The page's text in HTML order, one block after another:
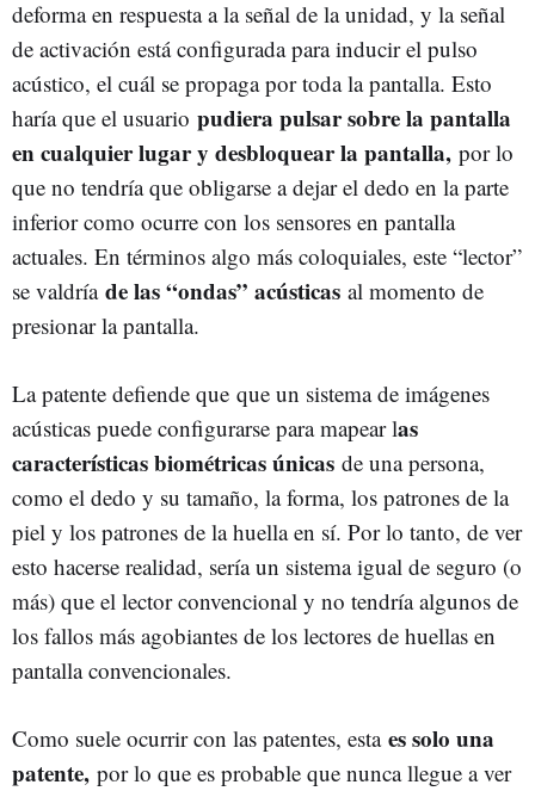
deforma en respuesta a la señal de la unidad, y la señal
de activación está configurada para inducir el pulso
acústico, el cuál se propaga por toda la pantalla. Esto
haría que el usuario pudiera pulsar sobre la pantalla
en cualquier lugar y desbloquear la pantalla, por lo
que no tendría que obligarse a dejar el dedo en la parte
inferior como ocurre con los sensores en pantalla
actuales. En términos algo más coloquiales, este “lector”
se valdría de las “ondas” acústicas al momento de
presionar la pantalla.
La patente defiende que que un sistema de imágenes
acústicas puede configurarse para mapear las
características biométricas únicas de una persona,
como el dedo y su tamaño, la forma, los patrones de la
piel y los patrones de la huella en sí. Por lo tanto, de ver
esto hacerse realidad, sería un sistema igual de seguro (o
más) que el lector convencional y no tendría algunos de
los fallos más agobiantes de los lectores de huellas en
pantalla convencionales.
Como suele ocurrir con las patentes, esta es solo una
patente, por lo que es probable que nunca llegue a ver